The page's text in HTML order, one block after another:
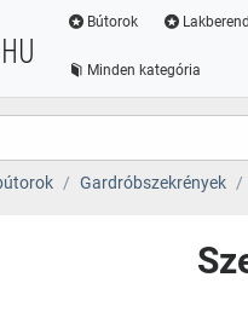
Bútorok
Minden kategória
Gardróbszekrények